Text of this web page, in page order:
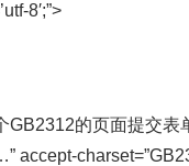
8′;”>
GB2312的页面提交
accept-